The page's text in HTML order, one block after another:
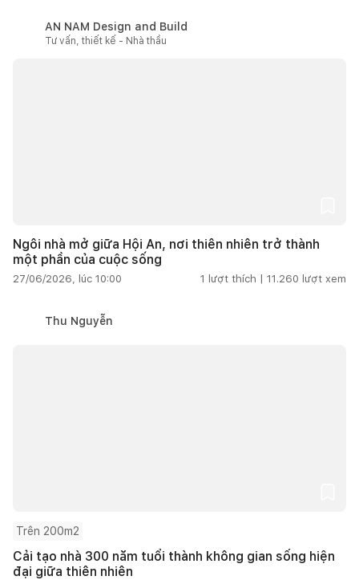
AN NAM Design and Build
Tư vấn, thiết kế - Nhà thầu
Ngôi nhà mở giữa Hội An, nơi thiên nhiên trở thành
một phần của cuộc sống
27/06/2026, lúc 10:00 1 lượt thích | 11.260 lượt xem
Thu Nguyễn
Trên 200m2
Cải tạo nhà 300 năm tuổi thành không gian sống hiện
đại giữa thiên nhiên